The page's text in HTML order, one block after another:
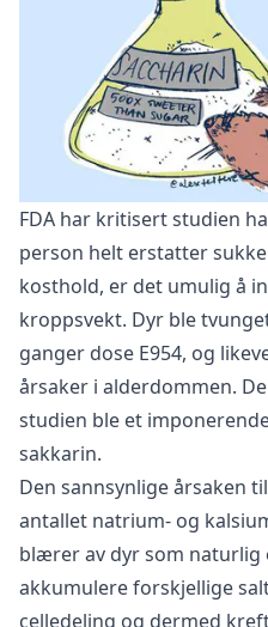
FDA har kritisert studien
person helt erstatter
kosthold, er det umulig å
kroppsvekt. Dyr ble
ganger dose E954, og
årsaker i alderdommen.
studien ble et
sakkarin.
Den sannsynlige årsaken
antallet natrium- og
blærer av dyr som naturlig
akkumulere forskjellige
celledeling og dermed